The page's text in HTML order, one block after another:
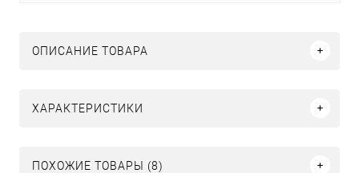
ОПИСАНИЕ ТОВАРА
ХАРАКТЕРИСТИКИ
ПОХОЖИЕ ТОВАРЫ (8)